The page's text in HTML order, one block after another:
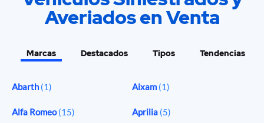
Averiados en Venta
Marcas Destacados Tipos Tendencias
Abarth (1) Aixam (1)
Alfa Romeo(15) Aprilia (5)